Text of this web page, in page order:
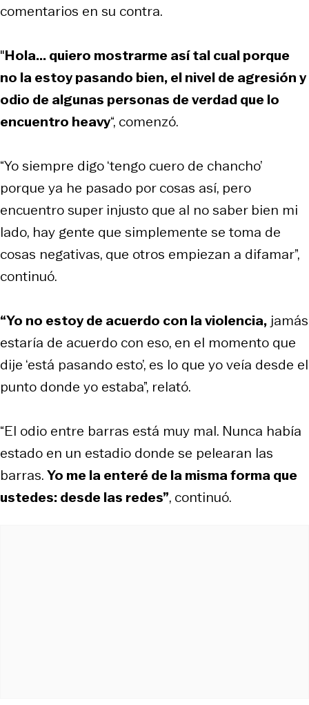
comentarios en su contra.
"Hola... quiero mostrarme así tal cual porque
no la estoy pasando bien, el nivel de agresión y
odio de algunas personas de verdad que lo
encuentro heavy“, comenzó.
“Yo siempre digo ‘tengo cuero de chancho’
porque ya he pasado por cosas así, pero
encuentro super injusto que al no saber bien mi
lado, hay gente que simplemente se toma de
cosas negativas, que otros empiezan a difamar”,
continuó.
“Yo no estoy de acuerdo con la violencia, jamás
estaría de acuerdo con eso, en el momento que
dije ‘está pasando esto’, es lo que yo veía desde el
punto donde yo estaba”, relató.
“El odio entre barras está muy mal. Nunca había
estado en un estadio donde se pelearan las
barras.Yo me la enteré de la misma forma que
ustedes: desde las redes”, continuó.